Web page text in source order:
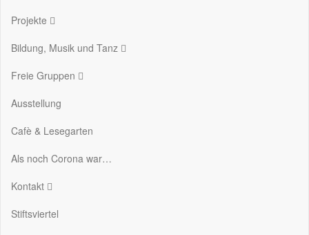
Projekte
Bildung, Musik und Tanz
Freie Gruppen
Ausstellung
Cafè & Lesegarten
Als noch Corona war…
Kontakt
Stiftsviertel